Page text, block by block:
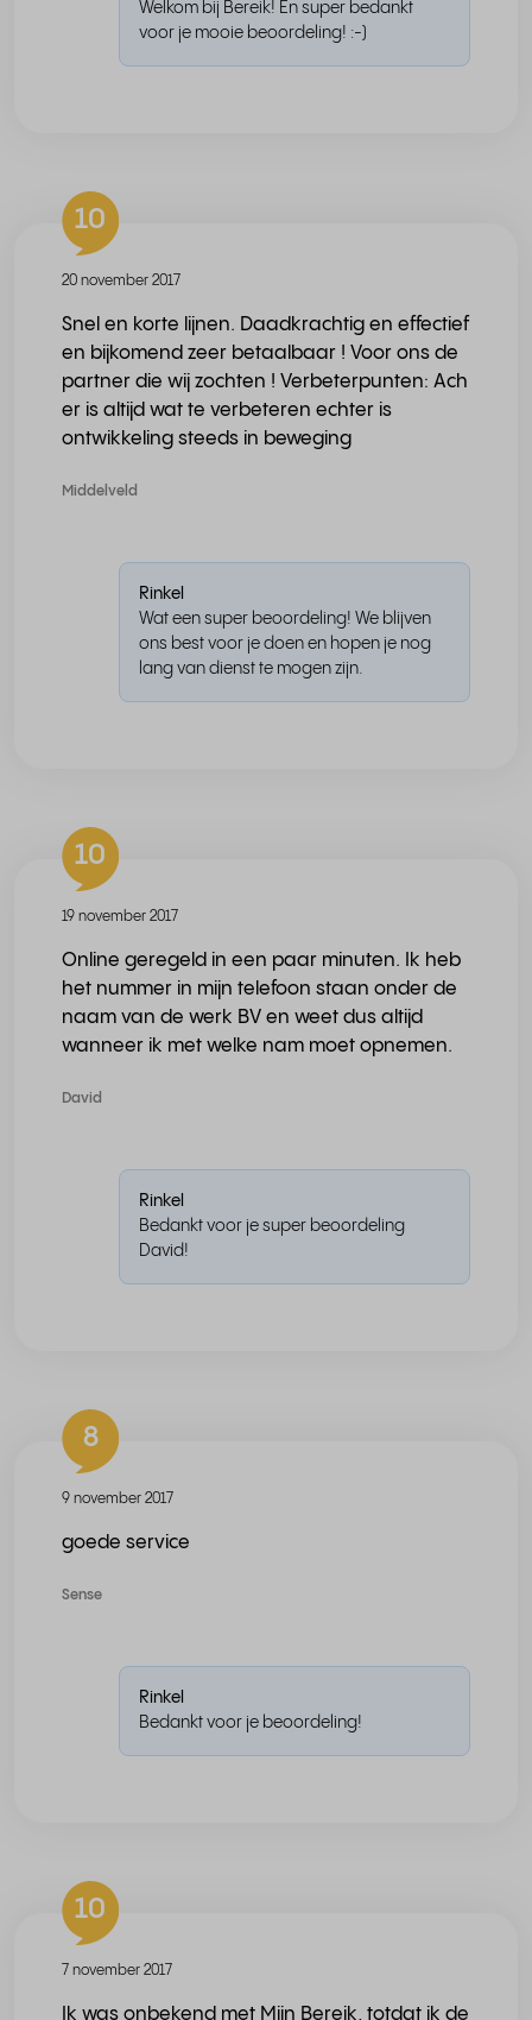
Welkom bij Bereik! En super bedankt
voor je mooie beoordeling! :-)
10
20 november 2017
Snel en korte lijnen. Daadkrachtig en effectief
en bijkomend zeer betaalbaar ! Voor ons de
partner die wij zochten ! Verbeterpunten: Ach
er is altijd wat te verbeteren echter is
ontwikkeling steeds in beweging
Middelveld
Rinkel
Wat een super beoordeling! We blijven
ons best voor je doen en hopen je nog
lang van dienst te mogen zijn.
10
19 november 2017
Online geregeld in een paar minuten. Ik heb
het nummer in mijn telefoon staan onder de
naam van de werk BV en weet dus altijd
wanneer ik met welke nam moet opnemen.
David
Rinkel
Bedankt voor je super beoordeling
David!
8
9 november 2017
goede service
Sense
Rinkel
Bedankt voor je beoordeling!
10
7 november 2017
Ik was onbekend met Mijn Bereik, totdat ik de